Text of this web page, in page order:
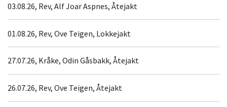
03.08.26, Rev, Alf Joar Aspnes, Åtejakt
01.08.26, Rev, Ove Teigen, Lokkejakt
27.07.26, Kråke, Odin Gåsbakk, Åtejakt
26.07.26, Rev, Ove Teigen, Åtejakt